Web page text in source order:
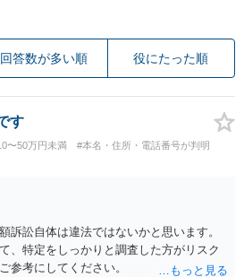
回答数が多い順 役にたった順
す
〜50万円未満 #本名・住所・電話番号が判明
訴訟自体は違法ではないかと思います。
、特定をしっかりと調査した方がリスク
参考にしてください。